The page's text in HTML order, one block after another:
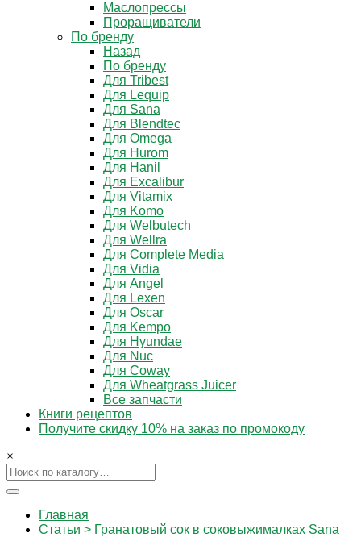
Маслопрессы
Проращиватели
По бренду
Назад
По бренду
Для Tribest
Для Lequip
Для Sana
Для Blendtec
Для Omega
Для Hurom
Для Hanil
Для Excalibur
Для Vitamix
Для Komo
Для Welbutech
Для Wellra
Для Complete Media
Для Vidia
Для Angel
Для Lexen
Для Oscar
Для Kempo
Для Hyundae
Для Nuc
Для Coway
Для Wheatgrass Juicer
Все запчасти
Книги рецептов
Получите скидку 10% на заказ по промокоду
×
Главная
Статьи > Гранатовый сок в соковыжималках Sana